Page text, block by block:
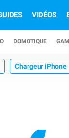
VIDÉOS
DOMOTIQUE
Chargeur iPhone